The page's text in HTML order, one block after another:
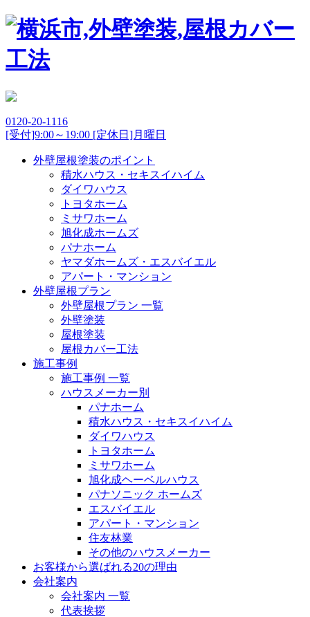
0120-20-1116
[受付]9:00～19:00 [定休日]月曜日
外壁屋根塗装のポイント
積水ハウス・セキスイハイム
ダイワハウス
トヨタホーム
ミサワホーム
旭化成ホームズ
パナホーム
ヤマダホームズ・エスバイエル
アパート・マンション
外壁屋根プラン
外壁屋根プラン 一覧
外壁塗装
屋根塗装
屋根カバー工法
施工事例
施工事例 一覧
ハウスメーカー別
パナホーム
積水ハウス・セキスイハイム
ダイワハウス
トヨタホーム
ミサワホーム
旭化成ヘーベルハウス
パナソニック ホームズ
エスバイエル
アパート・マンション
住友林業
その他のハウスメーカー
お客様から選ばれる20の理由
会社案内
会社案内 一覧
代表挨拶